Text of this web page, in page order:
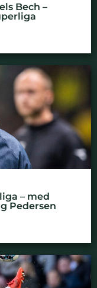
Bech –
– med
Pedersen